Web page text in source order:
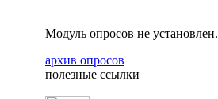
Модуль опросов не установлен.
архив опросов
полезные ссылки